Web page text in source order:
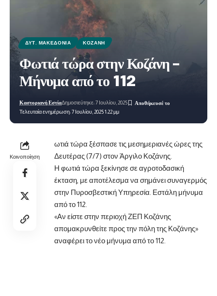
ΔΥΤ. ΜΑΚΕΔΟΝΊΑ ΚΟΖΆΝΗ
Φωτιά τώρα στην Κοζάνη –
Μήνυμα από το 112
Τελευταία ενημέρωση: 7 Ιουλίου, 2025 1:22 μμ
Καστοριανή ΕστίαΔημοσιεύτηκε: 7 Ιουλίου, 2025
Κοινοποίηση
ωτιά τώρα ξέσπασε τις μεσημεριανές ώρες της
Δευτέρας (7/7) στον Άργιλο Κοζάνης.
Η φωτιά τώρα ξεκίνησε σε αγροτοδασική
έκταση, με αποτέλεσμα να σημάνει συναγερμός
στην Πυροσβεστική Υπηρεσία. Εστάλη μήνυμα
από το 112.
«Αν είστε στην περιοχή ΖΕΠ Κοζάνης
απομακρυνθείτε προς την πόλη της Κοζάνης»
αναφέρει το νέο μήνυμα από το 112.